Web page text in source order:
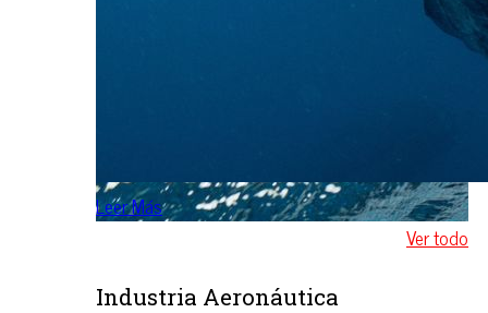
Leer Más
Ver todo
Industria Aeronáutica